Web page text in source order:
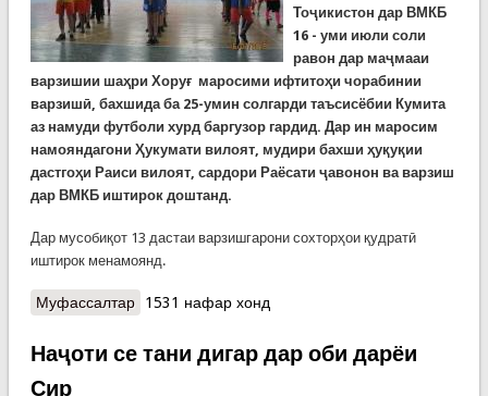
Тоҷикистон дар ВМКБ
16 - уми июли соли
равон дар маҷмааи
варзишии шаҳри Хоруғ маросими ифтитоҳи чорабинии
варзишӣ, бахшида ба 25-умин солгарди таъсисёбии Кумита
аз намуди футболи хурд баргузор гардид. Дар ин маросим
намояндагони Ҳукумати вилоят, мудири бахши ҳуқуқии
дастгоҳи Раиси вилоят, сардори Раёсати ҷавонон ва варзиш
дар ВМКБ иштирок доштанд.
Дар мусобиқот 13 дастаи варзишгарони сохторҳои қудратӣ
иштирок менамоянд.
Муфассалтаро Оғози мусобиқоти футболи хурд миёни
1531 нафар хонд
Наҷоти се тани дигар дар оби дарёи
Сир